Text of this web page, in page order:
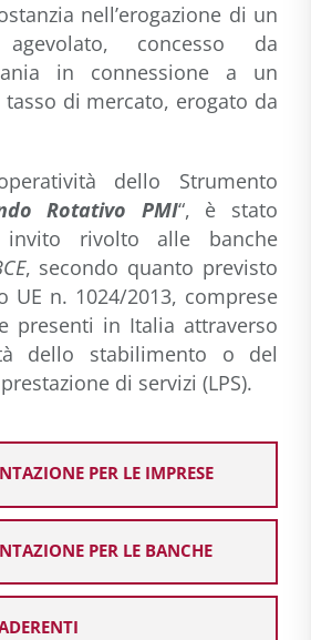
nell’erogazione di un
agevolato, concesso da
in connessione a un
di mercato, erogato da
dello Strumento
Rotativo PMI“, è stato
rivolto alle banche
, secondo quanto previsto
UE n. 1024/2013, comprese
presenti in Italia attraverso
dello stabilimento o del
di servizi (LPS).
PER LE IMPRESE
PER LE BANCHE